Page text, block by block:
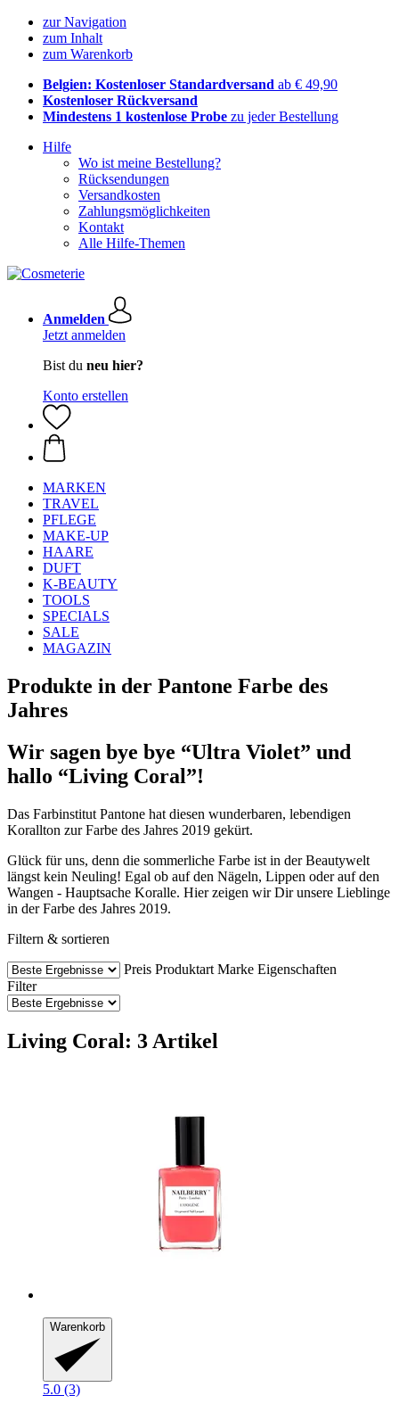
zur Navigation
zum Inhalt
zum Warenkorb
Belgien: Kostenloser Standardversand ab € 49,90
Kostenloser Rückversand
Mindestens 1 kostenlose Probe zu jeder Bestellung
Hilfe
Wo ist meine Bestellung?
Rücksendungen
Versandkosten
Zahlungsmöglichkeiten
Kontakt
Alle Hilfe-Themen
Anmelden
Jetzt anmelden
Bist du neu hier?
Konto erstellen
MARKEN
TRAVEL
PFLEGE
MAKE-UP
HAARE
DUFT
K-BEAUTY
TOOLS
SPECIALS
SALE
MAGAZIN
Produkte in der Pantone Farbe des
Jahres
Wir sagen bye bye “Ultra Violet” und
hallo “Living Coral”!
Das Farbinstitut Pantone hat diesen wunderbaren, lebendigen
Korallton zur Farbe des Jahres 2019 gekürt.
Glück für uns, denn die sommerliche Farbe ist in der Beautywelt
längst kein Neuling! Egal ob auf den Nägeln, Lippen oder auf den
Wangen - Hauptsache Koralle. Hier zeigen wir Dir unsere Lieblinge
in der Farbe des Jahres 2019.
Filtern & sortieren
Preis Produktart Marke Eigenschaften
Filter
Living Coral: 3 Artikel
Warenkorb
5.0 (3)